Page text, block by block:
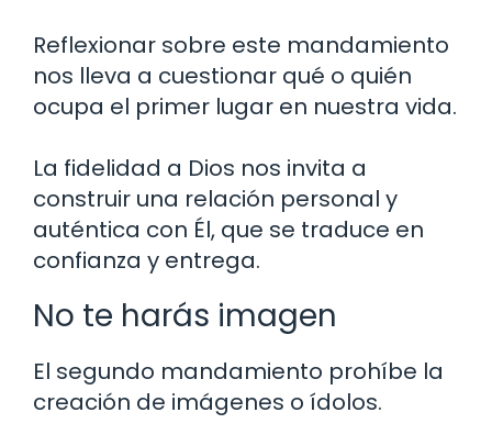
Reflexionar sobre este mandamiento
nos lleva a cuestionar qué o quién
ocupa el primer lugar en nuestra vida.
La fidelidad a Dios nos invita a
construir una relación personal y
auténtica con Él, que se traduce en
confianza y entrega.
No te harás imagen
El segundo mandamiento prohíbe la
creación de imágenes o ídolos.